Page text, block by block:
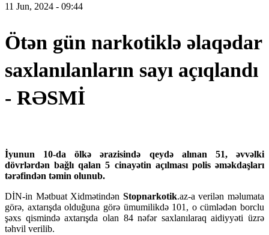
11 Jun, 2024 - 09:44
Ötən gün narkotiklə əlaqədar
saxlanılanların sayı açıqlandı
- RƏSMİ
İyunun 10-da ölkə ərazisində qeydə alınan 51, əvvəlki
dövrlərdən bağlı qalan 5 cinayətin açılması polis əməkdaşları
tərəfindən təmin olunub.
DİN-in Mətbuat Xidmətindən Stopnarkotik.az-a verilən məlumata
görə, axtarışda olduğuna görə ümumilikdə 101, o cümlədən borclu
şəxs qismində axtarışda olan 84 nəfər saxlanılaraq aidiyyəti üzrə
təhvil verilib.